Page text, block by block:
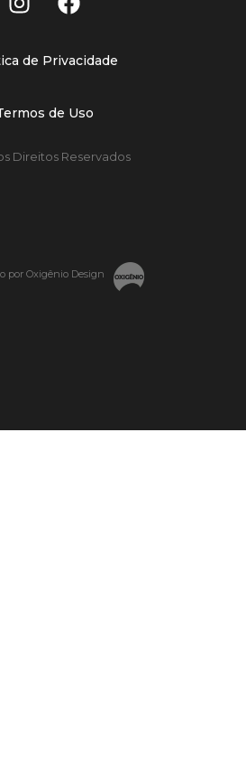
de Privacidade
de Uso
Direitos Reservados
por Oxigênio Design